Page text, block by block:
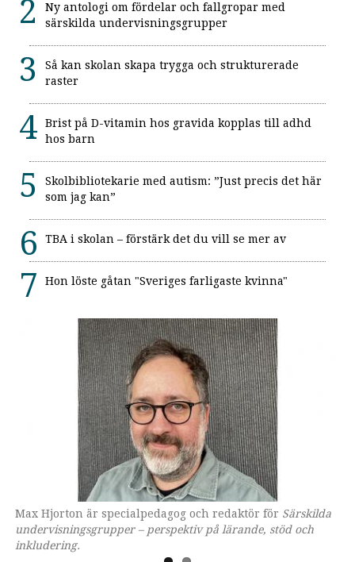
Ny antologi om fördelar och fallgropar med
särskilda undervisningsgrupper
Så kan skolan skapa trygga och strukturerade
raster
Brist på D-vitamin hos gravida kopplas till adhd
hos barn
Skolbibliotekarie med autism: ”Just precis det här
som jag kan”
TBA i skolan – förstärk det du vill se mer av
Hon löste gåtan "Sveriges farligaste kvinna"
Max Hjorton är specialpedagog och redaktör för Särskilda
undervisningsgrupper – perspektiv på lärande, stöd och
inkludering.
Omslaget till boken som ges ut av Lärarförlaget.